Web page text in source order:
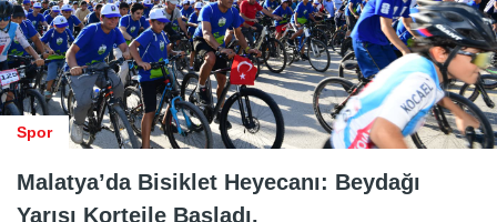
Spor
Malatya’da Bisiklet Heyecanı: Beydağı
Yarışı Kortejle Başladı.